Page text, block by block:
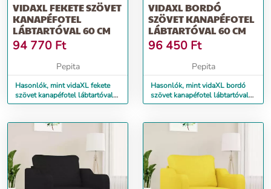
VIDAXL FEKETE SZÖVET
KANAPÉFOTEL
LÁBTARTÓVAL 60 CM
94 770 Ft
Pepita
Hasonlók, mint vidaXL fekete
szövet kanapéfotel lábtartóval
60 cm
VIDAXL BORDÓ
SZÖVET KANAPÉFOTEL
LÁBTARTÓVAL 60 CM
96 450 Ft
Pepita
Hasonlók, mint vidaXL bordó
szövet kanapéfotel lábtartóval
60 cm